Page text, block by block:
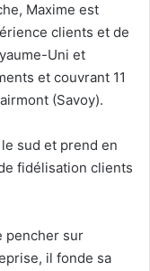
Maxime est
clients et de
Uni et
et couvrant 11
(Savoy).
sud et prend en
fidélisation clients
pencher sur
il fonde sa